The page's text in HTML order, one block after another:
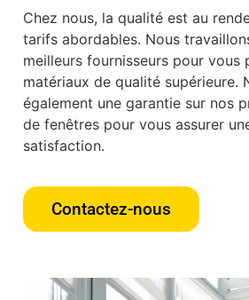
Chez nous, la qualité est au
tarifs abordables. Nous
meilleurs fournisseurs pour vous
matériaux de qualité supérieure.
également une garantie sur nos
de fenêtres pour vous assurer
satisfaction.
Contactez-nous